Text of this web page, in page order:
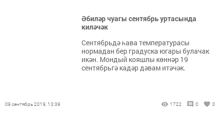
Әбиләр чуагы сентябрь уртасында
киләчәк
Сентябрьдә һава температурасы
нормадан бер градуска югары булачак
икән. Мондый кояшлы көннәр 19
сентябрьгә кадәр дәвам итәчәк.
09 сентябрь 2019, 13:39 1722 0 0